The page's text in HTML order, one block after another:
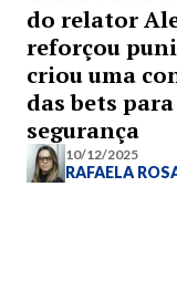
do relator
reforçou
criou uma
das bets
segurança
10/12/2025
RAFAELA